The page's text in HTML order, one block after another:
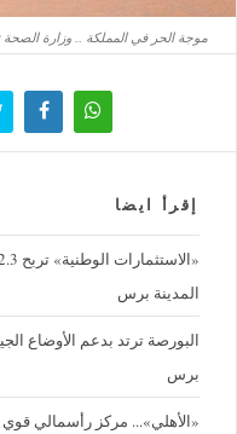
موجة الحر في المملكة .. وزارة الصحة
إقرأ ايضا
المدينة برس
البورصة ترتد بدعم الأوضاع
برس
«الأهلي»... مركز رأسمالي قوي